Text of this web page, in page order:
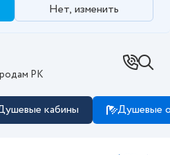
Нет, изменить
РК
кабины Душевые